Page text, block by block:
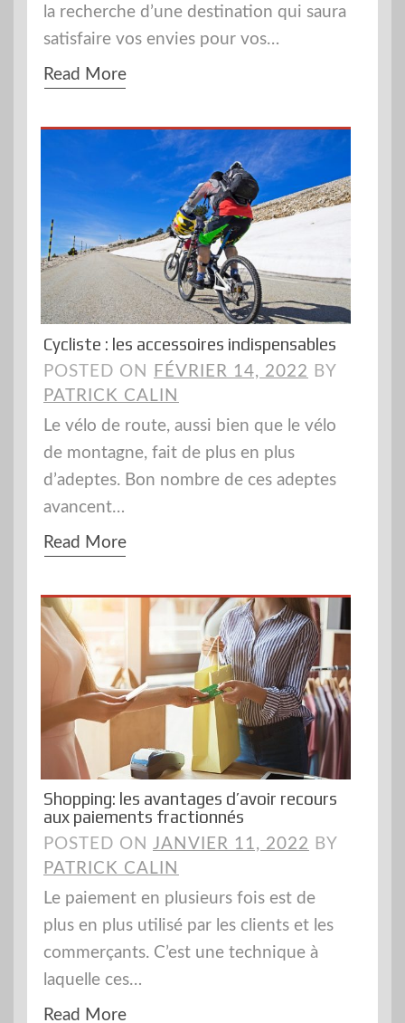
la recherche d’une destination qui saura
satisfaire vos envies pour vos…
Read More
Cycliste : les accessoires indispensables
POSTED ON FÉVRIER 14, 2022 BY
PATRICK CALIN
Le vélo de route, aussi bien que le vélo
de montagne, fait de plus en plus
d’adeptes. Bon nombre de ces adeptes
avancent…
Read More
Shopping: les avantages d’avoir recours
aux paiements fractionnés
POSTED ON JANVIER 11, 2022 BY
PATRICK CALIN
Le paiement en plusieurs fois est de
plus en plus utilisé par les clients et les
commerçants. C’est une technique à
laquelle ces…
Read More